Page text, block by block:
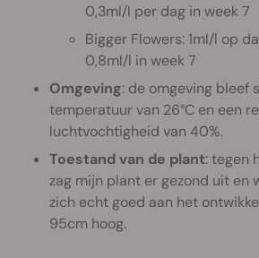
0,3ml/l per dag in week 7
Bigger Flowers: 1ml/l op
0,8ml/l in week 7
Omgeving: de omgeving bleef
temperatuur van 26°C en een
luchtvochtigheid van 40%.
Toestand van de plant: tegen
zag mijn plant er gezond uit en
zich echt goed aan het
95cm hoog.